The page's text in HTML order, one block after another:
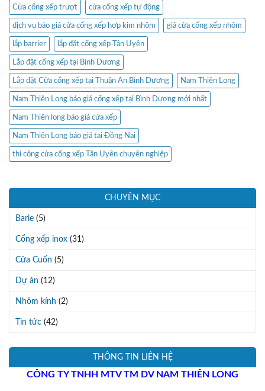
Cửa cổng xếp trượt cửa cổng xếp tự động
dịch vụ báo giá cửa cổng xếp hợp kim nhôm giá cửa cổng xếp nhôm
lắp barrier lắp đặt cổng xếp Tân Uyên
Lắp đặt cổng xếp tại Bình Dương
Lắp đặt Cửa cổng xếp tại Thuận An Bình Dương Nam Thiên Long
Nam Thiên Long báo giá cổng xếp tại Bình Dương mới nhất
Nam Thiên long báo giá cửa xếp
Nam Thiên Long báo giá tại Đồng Nai
thi công cửa cổng xếp Tân Uyên chuyên nghiệp
CHUYÊN MỤC
Barie (5)
Cổng xếp inox (31)
Cửa Cuốn (5)
Dự án (12)
Nhôm kính (2)
Tin tức (42)
THÔNG TIN LIÊN HỆ
CÔNG TY TNHH MTV TM DV NAM THIÊN LONG